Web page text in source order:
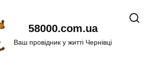
58000.com.ua
Ваш провідник у житті Чернівці